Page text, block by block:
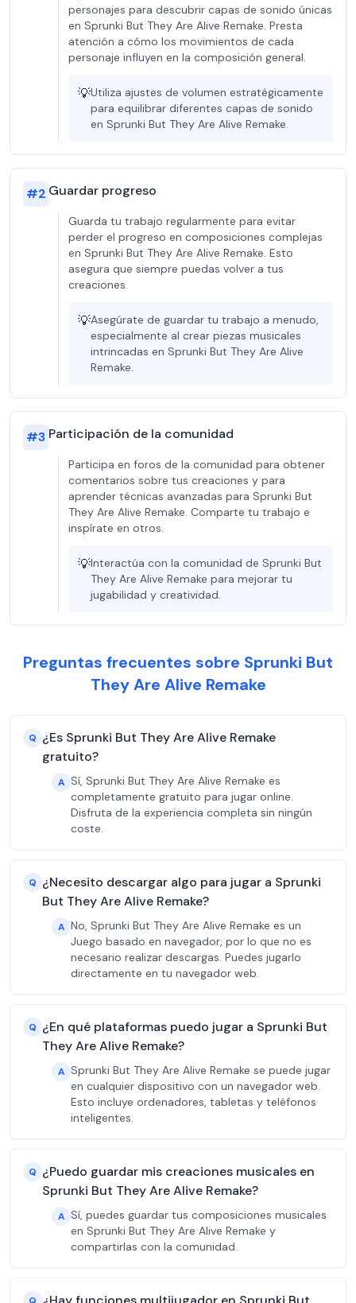
personajes para descubrir capas de sonido únicas
en Sprunki But They Are Alive Remake. Presta
atención a cómo los movimientos de cada
personaje influyen en la composición general.
💡Utiliza ajustes de volumen estratégicamente
para equilibrar diferentes capas de sonido
en Sprunki But They Are Alive Remake.
#2 Guardar progreso
Guarda tu trabajo regularmente para evitar
perder el progreso en composiciones complejas
en Sprunki But They Are Alive Remake. Esto
asegura que siempre puedas volver a tus
creaciones.
💡Asegúrate de guardar tu trabajo a menudo,
especialmente al crear piezas musicales
intrincadas en Sprunki But They Are Alive
Remake.
#3 Participación de la comunidad
Participa en foros de la comunidad para obtener
comentarios sobre tus creaciones y para
aprender técnicas avanzadas para Sprunki But
They Are Alive Remake. Comparte tu trabajo e
inspírate en otros.
💡Interactúa con la comunidad de Sprunki But
They Are Alive Remake para mejorar tu
jugabilidad y creatividad.
Preguntas frecuentes sobre Sprunki But
They Are Alive Remake
Q ¿Es Sprunki But They Are Alive Remake
gratuito?
A Sí, Sprunki But They Are Alive Remake es
completamente gratuito para jugar online.
Disfruta de la experiencia completa sin ningún
coste.
Q ¿Necesito descargar algo para jugar a Sprunki
But They Are Alive Remake?
A No, Sprunki But They Are Alive Remake es un
Juego basado en navegador, por lo que no es
necesario realizar descargas. Puedes jugarlo
directamente en tu navegador web.
Q ¿En qué plataformas puedo jugar a Sprunki But
They Are Alive Remake?
A Sprunki But They Are Alive Remake se puede jugar
en cualquier dispositivo con un navegador web.
Esto incluye ordenadores, tabletas y teléfonos
inteligentes.
Q ¿Puedo guardar mis creaciones musicales en
Sprunki But They Are Alive Remake?
A Sí, puedes guardar tus composiciones musicales
en Sprunki But They Are Alive Remake y
compartirlas con la comunidad.